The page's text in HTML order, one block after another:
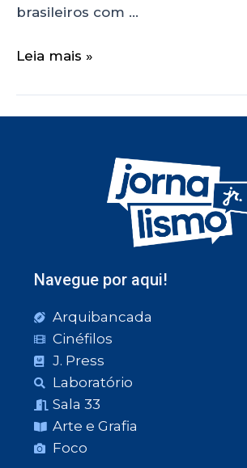
brasileiros com …
Leia mais »
Navegue por aqui!
Arquibancada
Cinéfilos
J. Press
Laboratório
Sala 33
Arte e Grafia
Foco